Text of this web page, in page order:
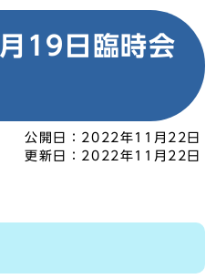
19日臨時会
公開日： 2022年11月22日
更新日： 2022年11月22日